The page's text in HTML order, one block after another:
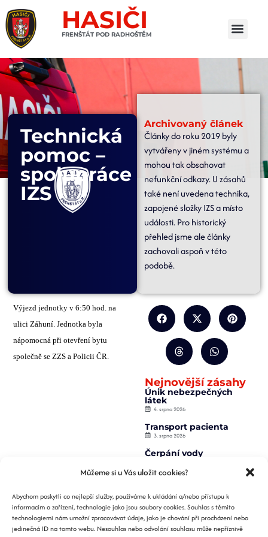
Můžeme si u Vás uložit cookies?
Abychom poskytli co nejlepší služby, používáme k ukládání a/nebo přístupu k
informacím o zařízení, technologie jako jsou soubory cookies. Souhlas s těmito
technologiemi nám umožní zpracovávat údaje, jako je chování při procházení nebo
jedinečná ID na tomto webu. Nesouhlas nebo odvolání souhlasu může nepříznivě
HASIČI
FRENŠTÁT POD RADHOŠTĚM
Technická
pomoc –
spolupráce
IZS
Archivovaný článek
Články do roku 2019 byly
vytvářeny v jiném systému a
mohou tak obsahovat
nefunkční odkazy. U zásahů
také není uvedena technika,
zapojené složky IZS a místo
události. Pro historický
přehled jsme ale články
zachovali aspoň v této
podobě.
Výjezd jednotky v 6:50 hod. na
ulici Záhuní. Jednotka byla
nápomocná při otevření bytu
společně se ZZS a Policii ČR.
Nejnovější zásahy
Únik nebezpečných
látek
4. srpna 2026
Transport pacienta
3. srpna 2026
Čerpání vody
Záchrana osoby z
2. srpna 2026
Požár nízké budovy
1. srpna 2026